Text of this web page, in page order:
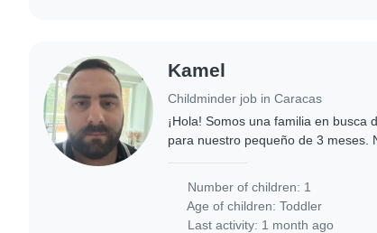
Kamel
Childminder job in Caracas
¡Hola! Somos una familia en busca
para nuestro pequeño de 3 meses.
Number of children: 1
Age of children:Toddler
Last activity: 1 month ago